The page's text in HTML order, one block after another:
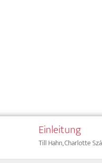
Einleitung
Till Hahn, Charlotte